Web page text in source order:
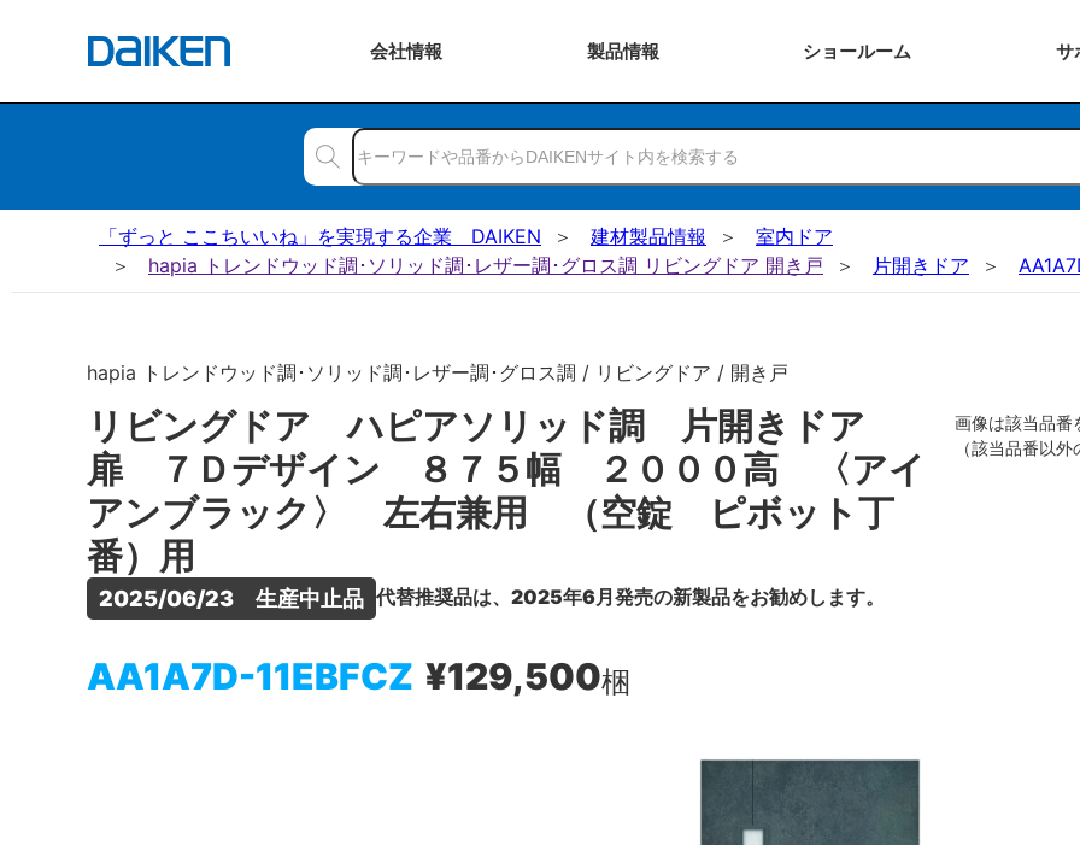
会社情報 製品情報 ショールーム サ
「ずっと ここちいいね」を実現する企業 DAIKEN 建材製品情報
室内ドア
hapia トレンドウッド調･ソリッド調･レザー調･グロス調 リビングドア 開き戸
片開きドア
hapia トレンドウッド調･ソリッド調･レザー調･グロス調 / リビングドア / 開き戸
リビングドア ハピアソリッド調 片開きドア
扉 ７Ｄデザイン ８７５幅 ２０００高 〈アイ
アンブラック〉 左右兼用 （空錠 ピボット丁
番）用
2025/06/23　生産中止品 代替推奨品は、2025年6月発売の新製品をお勧めします。
AA1A7D-11EBFCZ ¥129,500梱
画像は該当品番
（該当品番以